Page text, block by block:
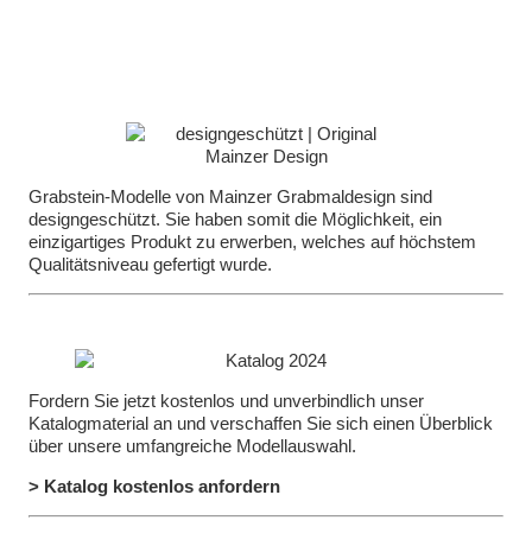
Grabstein-Modelle von Mainzer Grabmaldesign sind
designgeschützt. Sie haben somit die Möglichkeit, ein
einzigartiges Produkt zu erwerben, welches auf höchstem
Qualitätsniveau gefertigt wurde.
Fordern Sie jetzt kostenlos und unverbindlich unser
Katalogmaterial an und verschaffen Sie sich einen Überblick
über unsere umfangreiche Modellauswahl.
> Katalog kostenlos anfordern